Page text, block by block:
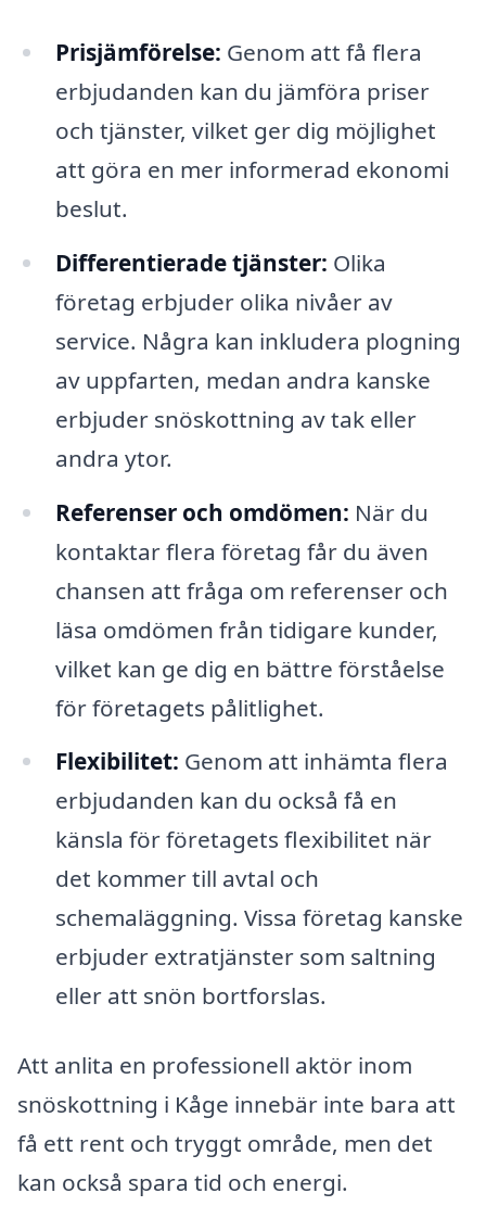
Prisjämförelse: Genom att få flera
erbjudanden kan du jämföra priser
och tjänster, vilket ger dig möjlighet
att göra en mer informerad ekonomi
beslut.
Differentierade tjänster: Olika
företag erbjuder olika nivåer av
service. Några kan inkludera plogning
av uppfarten, medan andra kanske
erbjuder snöskottning av tak eller
andra ytor.
Referenser och omdömen: När du
kontaktar flera företag får du även
chansen att fråga om referenser och
läsa omdömen från tidigare kunder,
vilket kan ge dig en bättre förståelse
för företagets pålitlighet.
Flexibilitet: Genom att inhämta flera
erbjudanden kan du också få en
känsla för företagets flexibilitet när
det kommer till avtal och
schemaläggning. Vissa företag kanske
erbjuder extratjänster som saltning
eller att snön bortforslas.
Att anlita en professionell aktör inom
snöskottning i Kåge innebär inte bara att
få ett rent och tryggt område, men det
kan också spara tid och energi.